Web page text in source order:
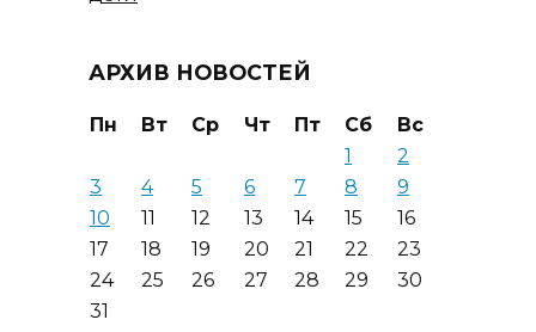
АРХИВ НОВОСТЕЙ
Пн Вт Ср Чт Пт Сб
Вс
1
2
3
4 5 6 7 8
9
10
11 12 13 14 15
16
17
18 19 20 21 22
23
24
25 26 27 28 29
30
31